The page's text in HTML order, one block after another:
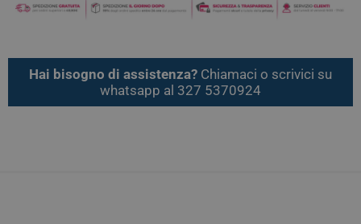
Hai bisogno di assistenza? Chiamaci o scrivici su
whatsapp al 327 5370924